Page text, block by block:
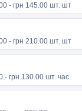
- грн 145.00 шт. шт
- грн 210.00 шт. шт
- грн 130.00 шт. час